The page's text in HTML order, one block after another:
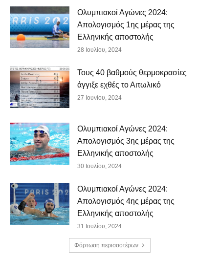
Ολυμπιακοί Αγώνες 2024:
Απολογισμός 1ης μέρας της
Ελληνικής αποστολής
28 Ιουλίου, 2024
Τους 40 βαθμούς θερμοκρασίες
άγγιξε εχθές το Αιτωλικό
27 Ιουνίου, 2024
Ολυμπιακοί Αγώνες 2024:
Απολογισμός 3ης μέρας της
Ελληνικής αποστολής
30 Ιουλίου, 2024
Ολυμπιακοί Αγώνες 2024:
Απολογισμός 4ης μέρας της
Ελληνικής αποστολής
31 Ιουλίου, 2024
Φόρτωση περισσοτέρων